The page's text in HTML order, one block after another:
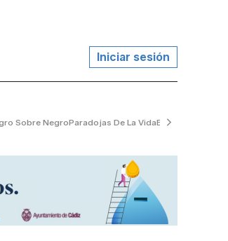
Iniciar sesión
Sobre NegroParadojas De La VidaEl Jardinero